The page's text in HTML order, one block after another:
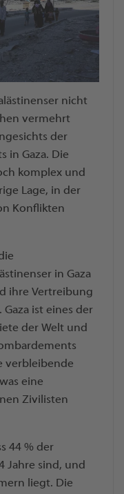
nicht
vermehrt
der
in Gaza. Die
komplex und
Lage, in der
Konflikten
in Gaza
ihre Vertreibung
ist eines der
der Welt und
verbleibende
eine
Zivilisten
44 % der
Jahre sind, und
liegt. Die